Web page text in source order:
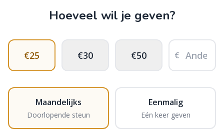
Hoeveel wil je geven?
€25 €30 €50
Anders
€
Maandelijks
Doorlopende steun
Eenmalig
Eén keer geven